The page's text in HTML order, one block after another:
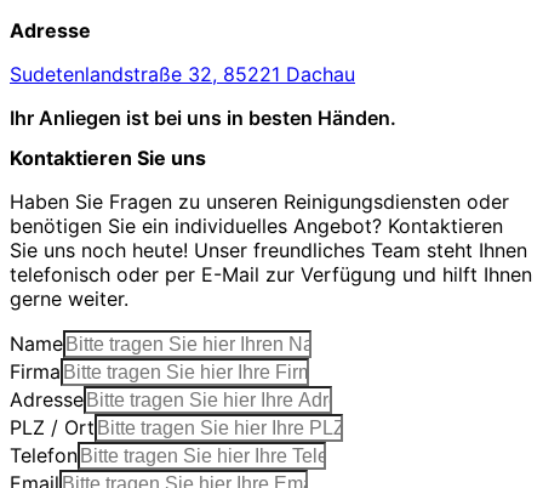
Adresse
Sudetenlandstraße 32, 85221 Dachau
Ihr Anliegen ist bei uns in besten Händen.
Kontaktieren Sie uns
Haben Sie Fragen zu unseren Reinigungsdiensten oder
benötigen Sie ein individuelles Angebot? Kontaktieren
Sie uns noch heute! Unser freundliches Team steht Ihnen
telefonisch oder per E-Mail zur Verfügung und hilft Ihnen
gerne weiter.
Name
Firma
Adresse
PLZ / Ort
Telefon